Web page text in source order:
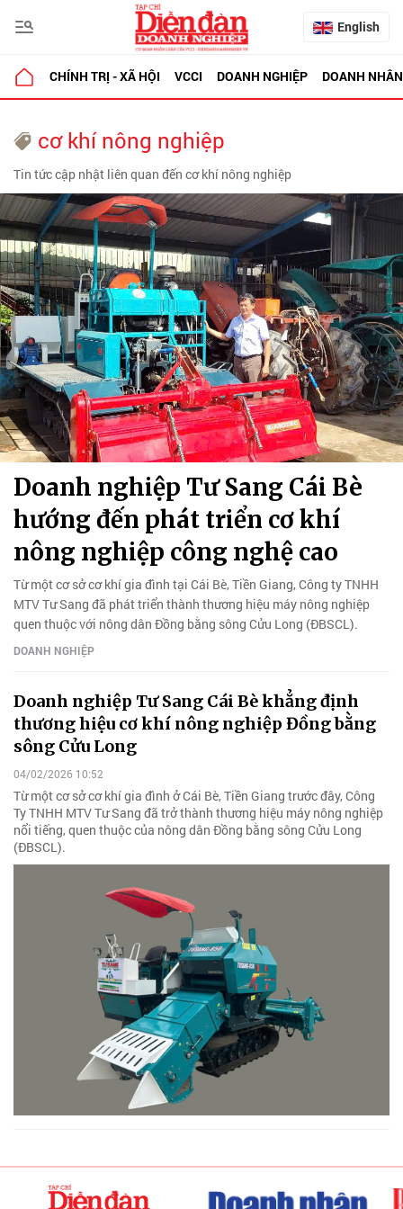
English
CHÍNH TRỊ - XÃ HỘI VCCI DOANH NGHIỆP DOANH NHÂN
cơ khí nông nghiệp
Tin tức cập nhật liên quan đến cơ khí nông nghiệp
Doanh nghiệp Tư Sang Cái Bè
hướng đến phát triển cơ khí
nông nghiệp công nghệ cao
Từ một cơ sở cơ khí gia đình tại Cái Bè, Tiền Giang, Công ty TNHH
MTV Tư Sang đã phát triển thành thương hiệu máy nông nghiệp
quen thuộc với nông dân Đồng bằng sông Cửu Long (ĐBSCL).
DOANH NGHIỆP
Doanh nghiệp Tư Sang Cái Bè khẳng định
thương hiệu cơ khí nông nghiệp Đồng bằng
sông Cửu Long
04/02/2026 10:52
Từ một cơ sở cơ khí gia đình ở Cái Bè, Tiền Giang trước đây, Công
Ty TNHH MTV Tư Sang đã trở thành thương hiệu máy nông nghiệp
nổi tiếng, quen thuộc của nông dân Đồng bằng sông Cửu Long
(ĐBSCL).